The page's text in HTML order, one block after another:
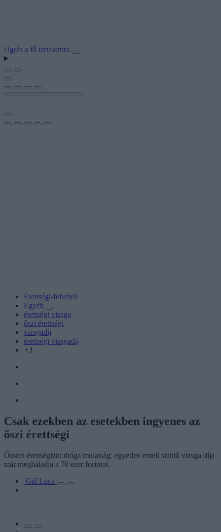
Ugrás a fő tartalomra
Érettségi-felvételi
Egyéb
érettségi vizsga
őszi érettségi
vizsgadíj
érettségi vizsgadíj
+1
Csak ezekben az esetekben ingyenes az
őszi érettségi
Ősszel érettségizni drága mulatság: egyetlen emelt szintű vizsga díja
már meghaladja a 70 ezer forintot.
Gál Luca